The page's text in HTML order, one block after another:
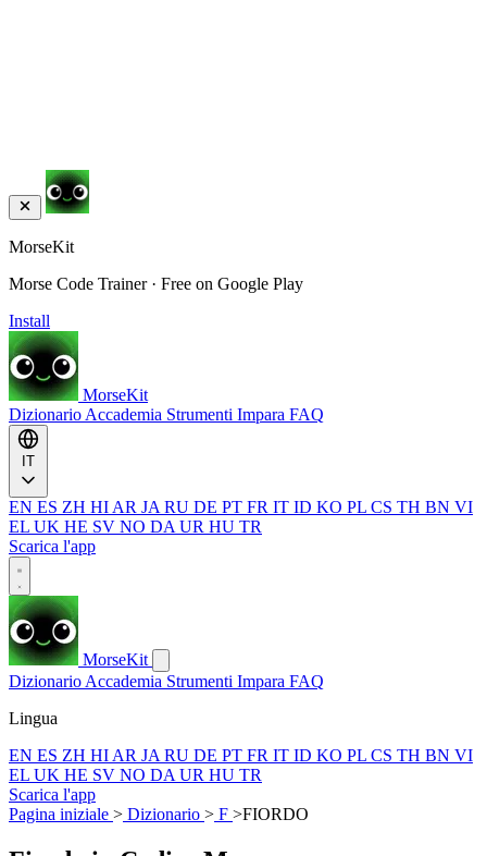
MorseKit
Morse Code Trainer · Free on Google Play
Install
MorseKit
Dizionario Accademia Strumenti Impara FAQ
EN ES ZH HI AR JA RU DE PT FR IT ID KO PL CS TH BN VI
EL UK HE SV NO DA UR HU TR
Scarica l'app
MorseKit
Dizionario Accademia Strumenti Impara FAQ
Lingua
EN ES ZH HI AR JA RU DE PT FR IT ID KO PL CS TH BN VI
EL UK HE SV NO DA UR HU TR
Scarica l'app
Pagina iniziale > Dizionario > F >FIORDO